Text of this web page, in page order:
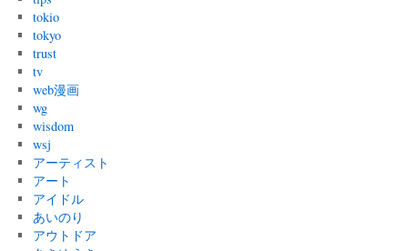
tokio
tokyo
trust
tv
web漫画
wg
wisdom
wsj
アーティスト
アート
アイドル
あいのり
アウトドア